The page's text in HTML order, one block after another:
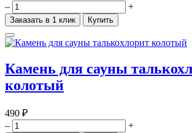
– +
Заказать в 1 клик Купить
Камень для сауны
колотый
490 ₽
–
+